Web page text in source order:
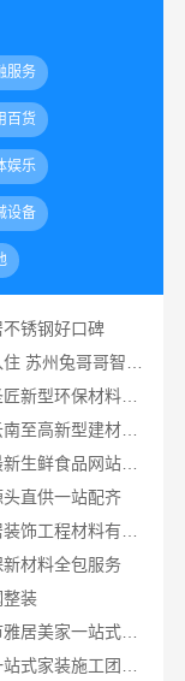
服务
百货
娱乐
设备
锈钢好口碑
本地专业室内装修优势：江西圣匠新型环保材料有限公司的定制化服务
本地全包装修公司哪家好？选云南至高新型建材有限公司
湖北省惠物电子商务有限公司最新生鲜食品网站价格
直供一站配齐
材料全包服务
整装
佛山顺德全包家装设计，佛山市雅居美家一站式服务